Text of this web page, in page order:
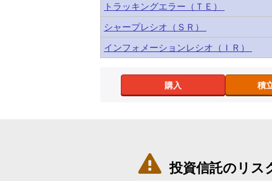
トラッキングエラー（ＴＥ）
シャープレシオ（ＳＲ）
インフォメーションレシオ（ＩＲ）
購入 積
 投資信託のリス